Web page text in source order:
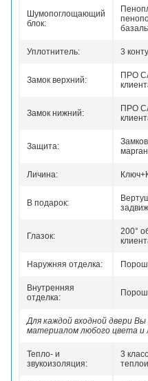
Шумопоглощающий
блок:
Уплотнитель: 3
Замок верхний:
ПРО
Замок нижний:
ПРО
Защита:
Личина:
В подарок:
Глазок:
200°
Наружняя отделка:
Внутренняя
отделка:
Для каждой входной двери
материалом любого цвета
Тепло- и
звукоизоляция:
3